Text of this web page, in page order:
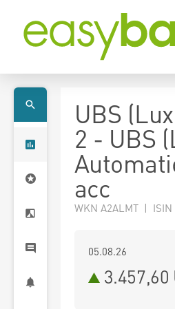
UBS
2 - UBS
acc
WKN A2ALMT |
05.08.26
3.457,60